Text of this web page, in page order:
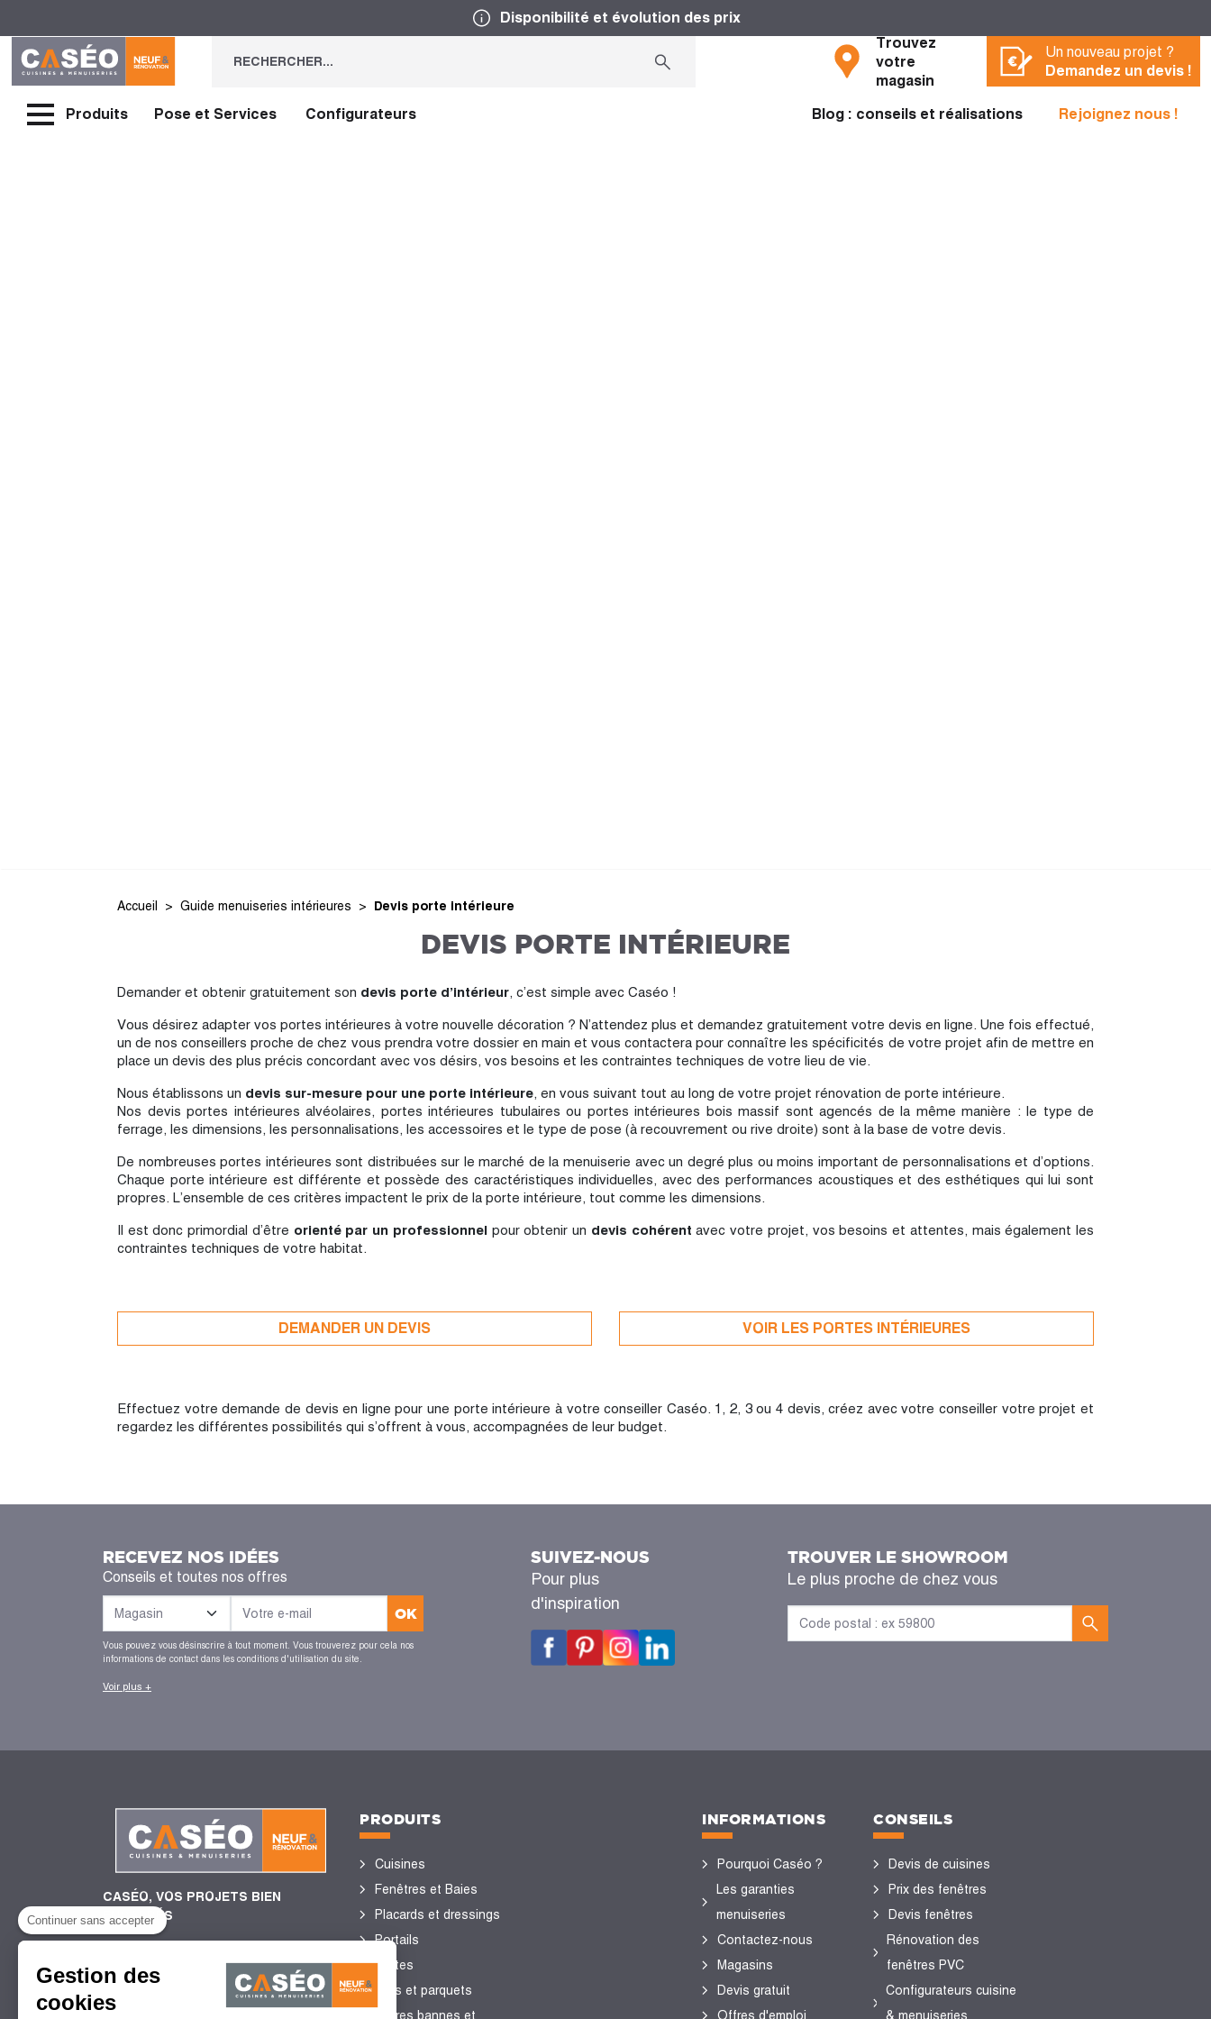
Continuer sans accepter
Gestion des
cookies
Disponibilité et évolution des prix
Trouvez
votre
magasin
Un nouveau projet ?
Demandez un devis !
Produits Pose et Services Configurateurs Blog : conseils et réalisations Rejoignez nous !
Accueil Guide menuiseries intérieures Devis porte intérieure
DEVIS PORTE INTÉRIEURE
Demander et obtenir gratuitement son devis porte d’intérieur, c’est simple avec Caséo !
Vous désirez adapter vos portes intérieures à votre nouvelle décoration ? N’attendez plus et demandez gratuitement votre devis en ligne. Une fois effectué,
un de nos conseillers proche de chez vous prendra votre dossier en main et vous contactera pour connaître les spécificités de votre projet afin de mettre en
place un devis des plus précis concordant avec vos désirs, vos besoins et les contraintes techniques de votre lieu de vie.
Nous établissons un devis sur-mesure pour une porte intérieure, en vous suivant tout au long de votre projet rénovation de porte intérieure.
Nos devis portes intérieures alvéolaires, portes intérieures tubulaires ou portes intérieures bois massif sont agencés de la même manière : le type de
ferrage, les dimensions, les personnalisations, les accessoires et le type de pose (à recouvrement ou rive droite) sont à la base de votre devis.
De nombreuses portes intérieures sont distribuées sur le marché de la menuiserie avec un degré plus ou moins important de personnalisations et d’options.
Chaque porte intérieure est différente et possède des caractéristiques individuelles, avec des performances acoustiques et des esthétiques qui lui sont
propres. L’ensemble de ces critères impactent le prix de la porte intérieure, tout comme les dimensions.
Il est donc primordial d’être orienté par un professionnelpour obtenir un devis cohérent avec votre projet, vos besoins et attentes, mais également les
contraintes techniques de votre habitat.
DEMANDER UN DEVIS VOIR LES PORTES INTÉRIEURES
Effectuez votre demande de devis en ligne pour une porte intérieure à votre conseiller Caséo. 1, 2, 3 ou 4 devis, créez avec votre conseiller votre projet et
regardez les différentes possibilités qui s’offrent à vous, accompagnées de leur budget.
RECEVEZ NOS IDÉES
Conseils et toutes nos offres
OK
Vous pouvez vous désinscrire à tout moment. Vous trouverez pour cela nos
informations de contact dans les conditions d'utilisation du site.
Voir plus +
SUIVEZ-NOUS
Pour plus
d'inspiration
TROUVER LE SHOWROOM
Le plus proche de chez vous
CASÉO, VOS PROJETS BIEN
ENCADRÉS
4,4/5
de satisfaction client
2 753 Avis certifiés Guest
PRODUITS
Cuisines
Fenêtres et Baies
Placards et dressings
Portails
Portes
Sols et parquets
Stores bannes et
INFORMATIONS
Pourquoi Caséo ?
Les garanties
menuiseries
Contactez-nous
Magasins
Devis gratuit
Offres d'emploi
CONSEILS
Devis de cuisines
Prix des fenêtres
Devis fenêtres
Rénovation des
fenêtres PVC
Configurateurs cuisine
& menuiseries